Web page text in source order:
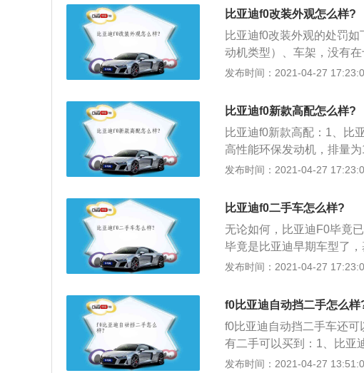
的价格，我们也不好要求
仅2万元）我们还能要求什
生硬的外观，有着动力够
于个人的基本需求。
比亚迪f0改装外观怎么样?
比亚迪f0改装外观的处罚
动机类型）、车架，没有
的罚款；2、改变发动机类
更换轮胎规格，加装车身
元以下的罚款。
发布时间：2021-04-27
比亚迪f0新款高配怎么样?
比亚迪f0新款高配：1、比
高性能环保发动机，排量
置上，F0的双安全气囊、
格栅、花生形弦酷前大灯
计，无不洋溢着时尚气息。
发布时间：2021-04-27
比亚迪f0二手车怎么样?
无论如何，比亚迪F0毕竟
毕竟是比亚迪早期车型了
点“原始”，变速箱方面，
的价格，我们也不好要求
仅2万元）我们还能要求什
生硬的外观，有着动力够
于个人的基本需求。
发布时间：2021-04-27
f0比亚迪自动挡二手怎么样
f0比亚迪自动挡二手车还
有二手可以买到：1、比亚
产物。那台1.0L三缸机确实
发布时间：2021-04-27